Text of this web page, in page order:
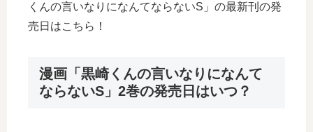
くんの言いなりになんてならないS」の最新刊の発
売日はこちら！
漫画「黒崎くんの言いなりになんて
ならないS」2巻の発売日はいつ？